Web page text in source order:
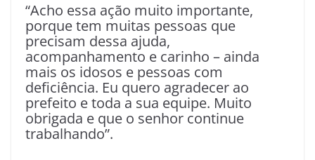
“Acho essa ação muito importante,
porque tem muitas pessoas que
precisam dessa ajuda,
acompanhamento e carinho – ainda
mais os idosos e pessoas com
deficiência. Eu quero agradecer ao
prefeito e toda a sua equipe. Muito
obrigada e que o senhor continue
trabalhando”.